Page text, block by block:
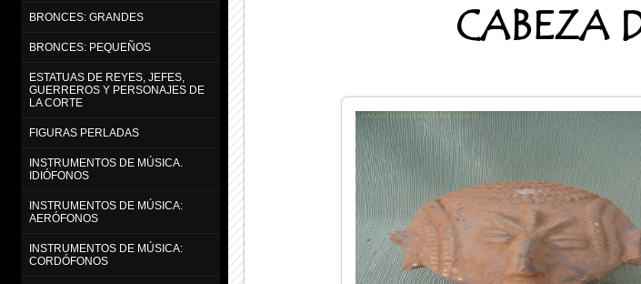
CABEZA
BRONCES: GRANDES
BRONCES: PEQUEÑOS
ESTATUAS DE REYES, JEFES,
GUERREROS Y PERSONAJES DE
LA CORTE
FIGURAS PERLADAS
INSTRUMENTOS DE MÚSICA.
IDIÓFONOS
INSTRUMENTOS DE MÚSICA:
AERÓFONOS
INSTRUMENTOS DE MÚSICA:
CORDÓFONOS